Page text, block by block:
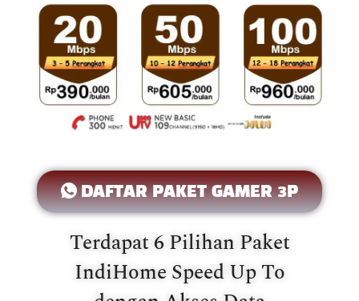
DAFTAR PAKET GAMER 3P
Terdapat 6 Pilihan Paket
IndiHome Speed Up To